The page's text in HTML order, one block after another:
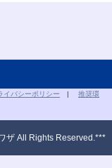
イバシーポリシー | 推奨環
ザ All Rights Reserved.***